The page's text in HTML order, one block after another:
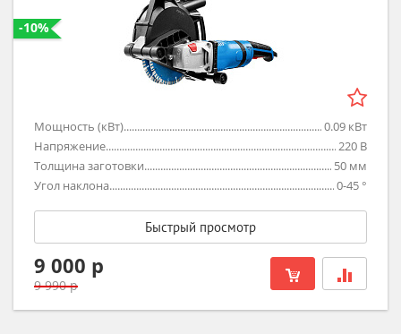
-10%
Мощность (кВт) 0.09 кВт
Напряжение
220 В
Толщина заготовки
50 мм
Угол наклона
0-45 °
Быстрый просмотр
9 000 р
9 990 р